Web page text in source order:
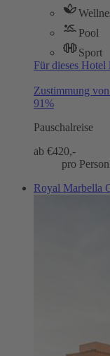
Pool
Sport
Für dieses
Zustimmung
91%
Pauschalreise
ab €420,-
pro Person
Royal Marbella